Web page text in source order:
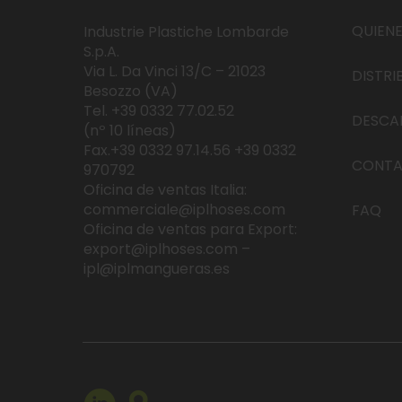
Mangueras para líquidos
Aspiración y descarga de líquidos y agu
Mangueras alimentarias
Aspiración y suministro de alimentos y be
bidas
Mangueras farmacéuticas
Aspiración y suministro de productos far
macéuticos
Sistemas de conexión
Racores y accesorios para mangueras
Farmacéutica
Bombeo e aspiración de aguas
residuales
Madera
Industrie Plastiche Lombarde
S.p.A.
Via L. Da Vinci 13/C – 21023
Besozzo (VA)
Tel. +39 0332 77.02.52
(nº 10 líneas)
Fax.+39 0332 97.14.56 +39 0332
970792
Oficina de ventas Italia:
commerciale@iplhoses.com
Oficina de ventas para Export:
export@iplhoses.com –
ipl@iplmangueras.es
FAQ